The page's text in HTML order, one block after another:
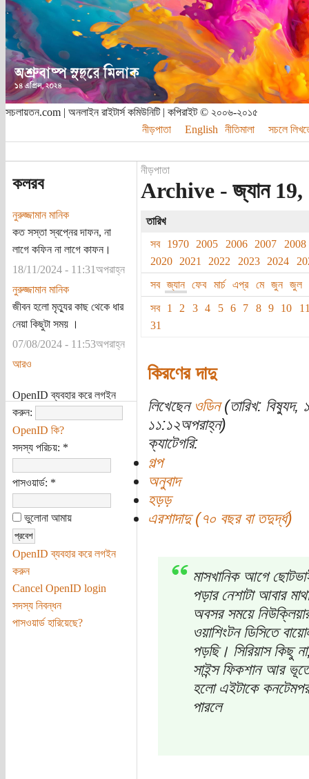
সচলায়তন.com | অনলাইন রাইটার্স কমিউনিটি | কপিরাইট © ২০০৬-২০১৫
নীড়পাতা
English নীতিমালা সচলে
কলরব
নুরুজ্জামান মানিক
কত সস্তা স্বপ্নের দাফন, না
লাগে কফিন না লাগে কাফন।
18/11/2024 - 11:31অপরাহ্ন
নুরুজ্জামান মানিক
জীবন হলো মৃত্যুর কাছ থেকে ধার
নেয়া কিছুটা সময় ।
07/08/2024 - 11:53অপরাহ্ন
আরও
OpenID ব্যবহার করে লগইন
করুন:
OpenID কি?
সদস্য পরিচয়: *
পাসওয়ার্ড: *
ভুলোনা আমায়
OpenID ব্যবহার করে লগইন
করুন
Cancel OpenID login
সদস্য নিবন্ধন
পাসওয়ার্ড হারিয়েছে?
নীড়পাতা
Archive - জ্যান 19,
তারিখ
সব
1970 2005 2006 2007
2008
2020
2021 2022 2023 2024
সব
জ্যান ফেব মার্চ এপ্র মে জুন
জুল
সব
1 2 3 4 5 6 7 8 9 10
31
কিরণের দাদু
লিখেছেন ওডিন(তারিখ:
১১:১২অপরাহ্ন)
ক্যাটেগরি:
গল্প
অনুবাদ
হড়ড়
এরশাদাদু (৭০ বছর বা তদুর্দ্ধ)
মাসখানিক আগে
পড়ার নেশাটা আবার
অবসর সময়ে
ওয়াশিংটন ডিসিতে
পড়ছি। সিরিয়াস কিছু
সাইন্স ফিকশান আর
হলো এইটাকে
পারলে